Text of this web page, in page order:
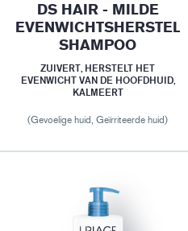
DS HAIR - MILDE
SHAMPOO
ZUIVERT, HERSTELT HET
EVENWICHT VAN DE HOOFDHUID,
KALMEERT
(Gevoelige huid, Geïrriteerde huid)